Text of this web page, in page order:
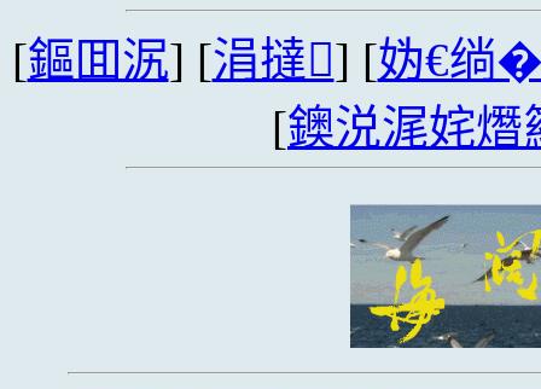
[鏂囬泦] [涓撻] [妫€绱
[鐭涚浘姹熸